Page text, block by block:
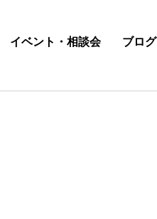
イベント・相談会 ブログ